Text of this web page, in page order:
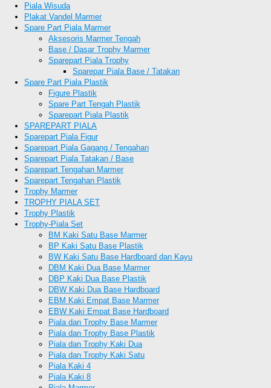
Piala Wisuda
Plakat Vandel Marmer
Spare Part Piala Marmer
Aksesoris Marmer Tengah
Base / Dasar Trophy Marmer
Sparepart Piala Trophy
Sparepar Piala Base / Tatakan
Spare Part Piala Plastik
Figure Plastik
Spare Part Tengah Plastik
Sparepart Piala Plastik
SPAREPART PIALA
Sparepart Piala Figur
Sparepart Piala Gagang / Tengahan
Sparepart Piala Tatakan / Base
Sparepart Tengahan Marmer
Sparepart Tengahan Plastik
Trophy Marmer
TROPHY PIALA SET
Trophy Plastik
Trophy-Piala Set
BM Kaki Satu Base Marmer
BP Kaki Satu Base Plastik
BW Kaki Satu Base Hardboard dan Kayu
DBM Kaki Dua Base Marmer
DBP Kaki Dua Base Plastik
DBW Kaki Dua Base Hardboard
EBM Kaki Empat Base Marmer
EBW Kaki Empat Base Hardboard
Piala dan Trophy Base Marmer
Piala dan Trophy Base Plastik
Piala dan Trophy Kaki Dua
Piala dan Trophy Kaki Satu
Piala Kaki 4
Piala Kaki 8